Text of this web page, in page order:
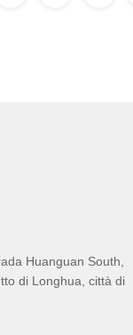
Huanguan South,
di Longhua, città di